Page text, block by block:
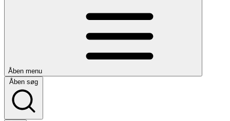
Åben menu
Åben søg